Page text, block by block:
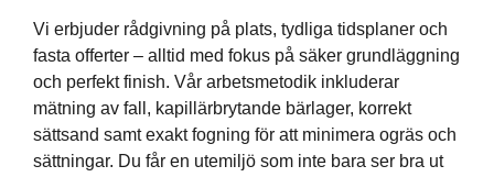
Vi erbjuder rådgivning på plats, tydliga tidsplaner och
fasta offerter – alltid med fokus på säker grundläggning
och perfekt finish. Vår arbetsmetodik inkluderar
mätning av fall, kapillärbrytande bärlager, korrekt
sättsand samt exakt fogning för att minimera ogräs och
sättningar. Du får en utemiljö som inte bara ser bra ut